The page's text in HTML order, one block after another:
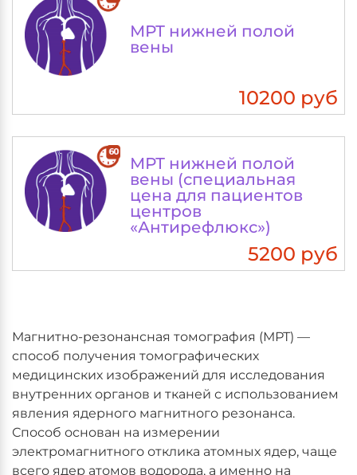
МРТ нижней полой
вены
10200 руб
МРТ нижней полой
вены (специальная
цена для пациентов
центров
«Антирефлюкс»)
5200 руб
Магнитно-резонансная томография (МРТ) —
способ получения томографических
медицинских изображений для исследования
внутренних органов и тканей с использованием
явления ядерного магнитного резонанса.
Способ основан на измерении
электромагнитного отклика атомных ядер, чаще
всего ядер атомов водорода, а именно на